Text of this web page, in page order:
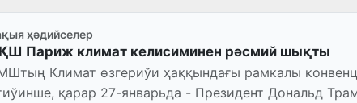
ҳәдийселер
Париж климат келисиминен рәсмий шықты
Климат өзгериўи ҳаққындағы рамкалы
қарар 27-январьда - Президент Дональд